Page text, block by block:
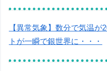
【異常気象】数分で気温
トが一瞬で銀世界に・・・